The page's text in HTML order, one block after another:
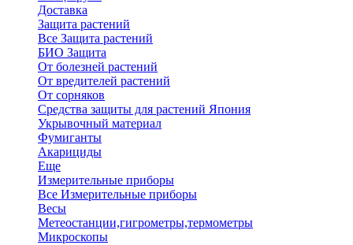
Доставка
Защита растений
Все Защита растений
БИО Защита
От болезней растений
От вредителей растений
От сорняков
Средства защиты для растений Япония
Укрывочный материал
Фумиганты
Акарициды
Еще
Измерительные приборы
Все Измерительные приборы
Весы
Метеостанции,гигрометры,термометры
Микроскопы